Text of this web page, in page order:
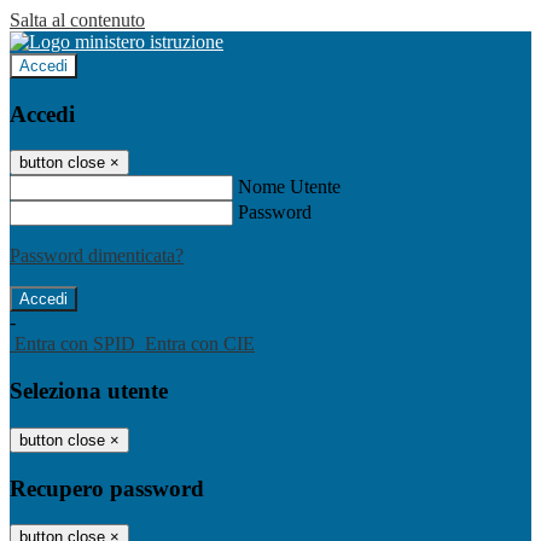
Salta al contenuto
Accedi
Accedi
button close ×
Nome Utente
Password
Password dimenticata?
-
Entra con SPID Entra con CIE
Seleziona utente
button close ×
Recupero password
button close ×